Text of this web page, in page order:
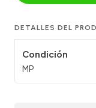
DETALLES DEL
Condición
MP